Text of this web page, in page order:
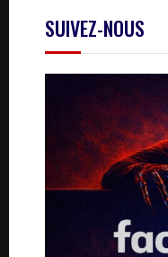
SUIVEZ-NOUS